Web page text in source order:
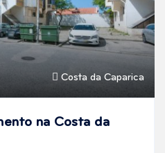
Costa da Caparica
na Costa da